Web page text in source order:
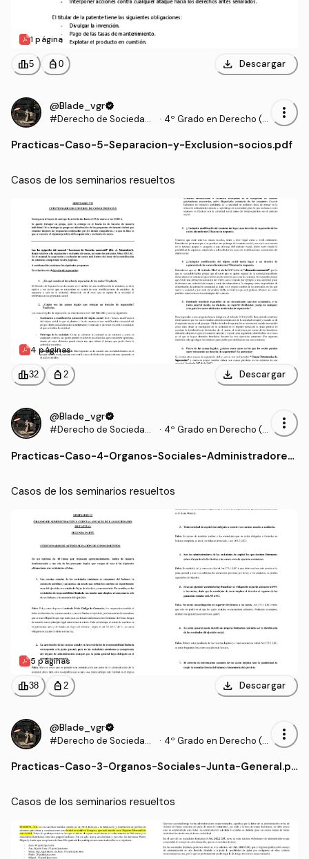
1 página
leaderboard5 personal_bag 0 download Descargar
@Blade_vgrverified
#Derecho de Sociedade
s
· 4º Grado en Derecho (U
more_vert
Practicas-Caso-5-Separacion-y-Exclusion-socios.pdf
Casos de los seminarios resueltos
4 páginas
leaderboard32 personal_bag 2 download Descargar
@Blade_vgrverified
#Derecho de Sociedade
s
· 4º Grado en Derecho (U
more_vert
Practicas-Caso-4-Organos-Sociales-Administradores.
Casos de los seminarios resueltos
5 páginas
leaderboard38 personal_bag 2 download Descargar
@Blade_vgrverified
#Derecho de Sociedade
s
· 4º Grado en Derecho (U
more_vert
Practicas-Caso-3-Organos-Sociales-Junta-General.pd
Casos de los seminarios resueltos